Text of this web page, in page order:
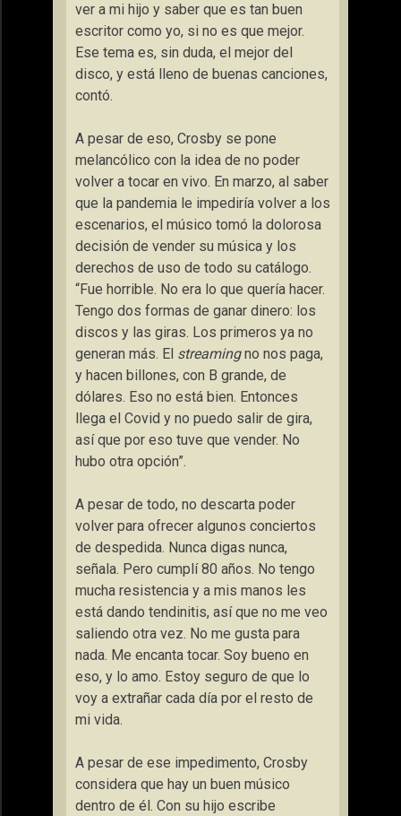
ver a mi hijo y saber que es tan buen
escritor como yo, si no es que mejor.
Ese tema es, sin duda, el mejor del
disco, y está lleno de buenas canciones,
contó.
A pesar de eso, Crosby se pone
melancólico con la idea de no poder
volver a tocar en vivo. En marzo, al saber
que la pandemia le impediría volver a los
escenarios, el músico tomó la dolorosa
decisión de vender su música y los
derechos de uso de todo su catálogo.
“Fue horrible. No era lo que quería hacer.
Tengo dos formas de ganar dinero: los
discos y las giras. Los primeros ya no
generan más. El streamingno nos paga,
y hacen billones, con B grande, de
dólares. Eso no está bien. Entonces
llega el Covid y no puedo salir de gira,
así que por eso tuve que vender. No
hubo otra opción”.
A pesar de todo, no descarta poder
volver para ofrecer algunos conciertos
de despedida. Nunca digas nunca,
señala. Pero cumplí 80 años. No tengo
mucha resistencia y a mis manos les
está dando tendinitis, así que no me veo
saliendo otra vez. No me gusta para
nada. Me encanta tocar. Soy bueno en
eso, y lo amo. Estoy seguro de que lo
voy a extrañar cada día por el resto de
mi vida.
A pesar de ese impedimento, Crosby
considera que hay un buen músico
dentro de él. Con su hijo escribe